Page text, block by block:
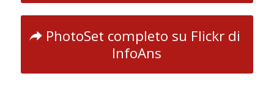
PhotoSet completo su Flickr di
InfoAns